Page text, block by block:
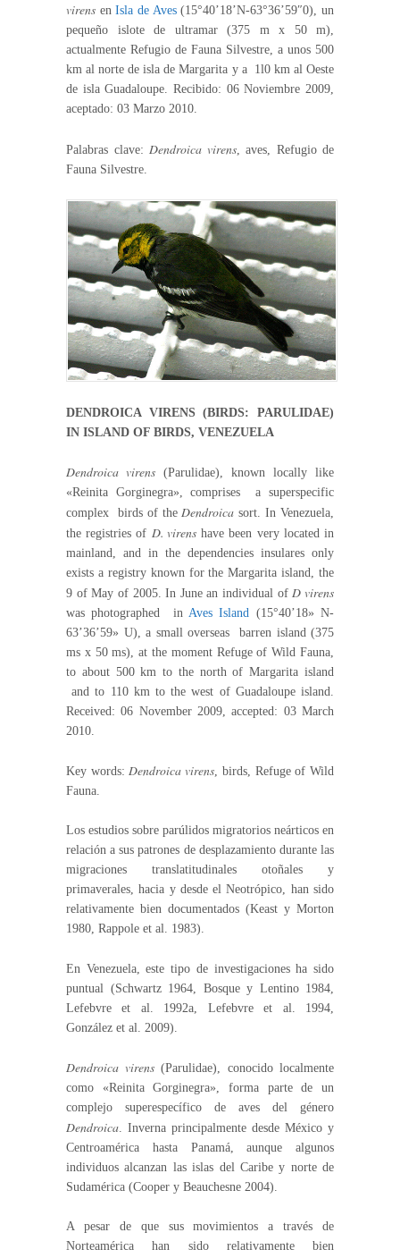
virens enIsla de Aves(15°40’18’N-63°36’59″0), un
pequeño islote de ultramar (375 m x 50 m),
actualmente Refugio de Fauna Silvestre, a unos 500
km al norte de isla de Margarita y a 1l0 km al Oeste
de isla Guadaloupe. Recibido: 06 Noviembre 2009,
aceptado: 03 Marzo 2010.
Palabras clave: Dendroica virens, aves, Refugio de
Fauna Silvestre.
DENDROICA VIRENS (BIRDS: PARULIDAE)
IN ISLAND OF BIRDS, VENEZUELA
Dendroica virens (Parulidae), known locally like
«Reinita Gorginegra», comprises a superspecific
complex birds of the Dendroica sort. In Venezuela,
the registries of D. virenshave been very located in
mainland, and in the dependencies insulares only
exists a registry known for the Margarita island, the
9 of May of 2005. In June an individual of D virens
was photographed in Aves Island
(15°40’18» N-
63’36’59» U), a small overseas barren island (375
ms x 50 ms), at the moment Refuge of Wild Fauna,
to about 500 km to the north of Margarita island
and to 110 km to the west of Guadaloupe island.
Received: 06 November 2009, accepted: 03 March
2010.
Key words:Dendroica virens, birds, Refuge of Wild
Fauna.
Los estudios sobre parúlidos migratorios neárticos en
relación a sus patrones de desplazamiento durante las
migraciones translatitudinales otoñales y
primaverales, hacia y desde el Neotrópico, han sido
relativamente bien documentados (Keast y Morton
1980, Rappole et al. 1983).
En Venezuela, este tipo de investigaciones ha sido
puntual (Schwartz 1964, Bosque y Lentino 1984,
Lefebvre et al. 1992a, Lefebvre et al. 1994,
González et al. 2009).
Dendroica virens(Parulidae), conocido localmente
como «Reinita Gorginegra», forma parte de un
complejo superespecífico de aves del género
Dendroica. Inverna principalmente desde México y
Centroamérica hasta Panamá, aunque algunos
individuos alcanzan las islas del Caribe y norte de
Sudamérica (Cooper y Beauchesne 2004).
A pesar de que sus movimientos a través de
Norteamérica han sido relativamente bien